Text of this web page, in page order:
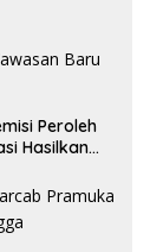
Peroleh
Hasilkan